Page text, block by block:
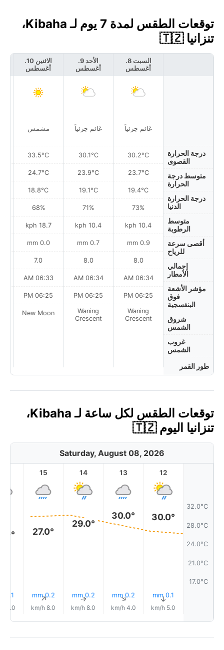
توقعات الطقس لمدة 7 يوم لـ Kibaha،
تنزانيا 🇹🇿
درجة الحرارة
القصوى
متوسط درجة
الحرارة
درجة الحرارة
الدنيا
متوسط
الرطوبة
أقصى سرعة
للرياح
إجمالي
الأمطار
مؤشر الأشعة
فوق
البنفسجية
شروق
الشمس
غروب
الشمس
طور القمر
السبت 8.
أغسطس
غائم جزئياً
30.2°C
23.7°C
19.4°C
73%
10.4 kph
0.9 mm
8.0
06:34 AM
06:25 PM
Waning
Crescent
الأحد 9.
أغسطس
غائم جزئياً
30.1°C
23.9°C
19.1°C
71%
10.4 kph
0.7 mm
8.0
06:34 AM
06:25 PM
Waning
Crescent
الاثنين 10.
أغسطس
مشمس
33.5°C
24.7°C
18.8°C
68%
18.7 kph
0.0 mm
7.0
06:33 AM
06:25 PM
New Moon
توقعات الطقس لكل ساعة لـ Kibaha،
تنزانيا اليوم 🇹🇿
Saturday, August 08, 2026
32.0°C
28.0°C
24.0°C
21.0°C
17.0°C
12
30.0°
0.1 mm
↑
5.0 km/h
13
30.0°
0.2 mm
↑
4.0 km/h
14
29.0°
0.2 mm
↑
8.0 km/h
15
27.0°
0.2 mm
↑
8.0 km/h
0.1 mm
9.0 km/h